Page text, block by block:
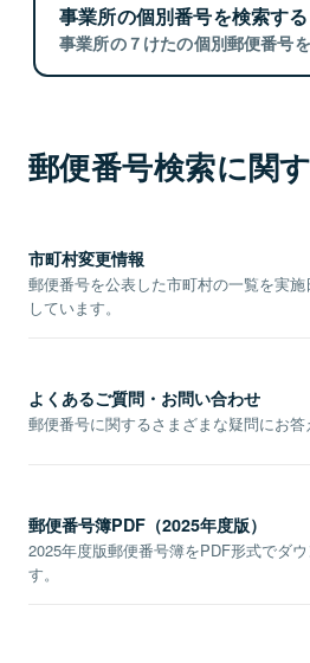
事業所の個別番号を検索する
事業所の７けたの個別郵便番号
郵便番号検索に関
市町村変更情報
郵便番号を公表した市町村の一覧を実
しています。
よくあるご質問・お問い合わせ
郵便番号に関するさまざまな疑問にお答
郵便番号簿PDF（2025年度版）
2025年度版郵便番号簿をPDF形式でダ
す。